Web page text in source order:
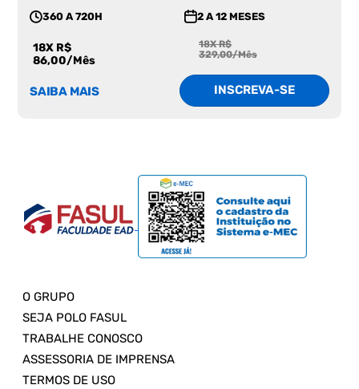
360 A 720H 2 A 12 MESES
18X R$
86,00/Mês
18X R$
329,00/Mês
SAIBA MAIS INSCREVA-SE
O GRUPO
SEJA POLO FASUL
TRABALHE CONOSCO
ASSESSORIA DE IMPRENSA
TERMOS DE USO